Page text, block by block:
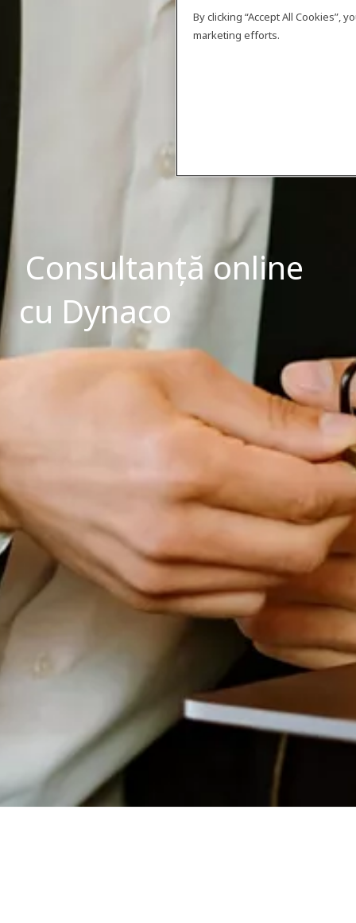
Consultanță online
cu Dynaco
By clicking “Accept All Cookies”,
marketing efforts.